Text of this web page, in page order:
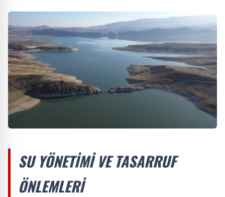
SU YÖNETIMI VE TASARRUF
ÖNLEMLERI